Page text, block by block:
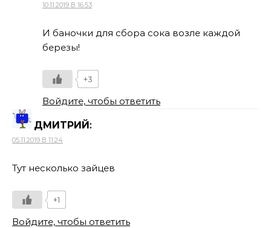
10.11.2019 В 16:53
И баночки для сбора сока возле каждой
березы!
+3
Войдите, чтобы ответить
ДМИТРИЙ:
05.11.2019 В 11:24
Тут несколько зайцев
+1
Войдите, чтобы ответить